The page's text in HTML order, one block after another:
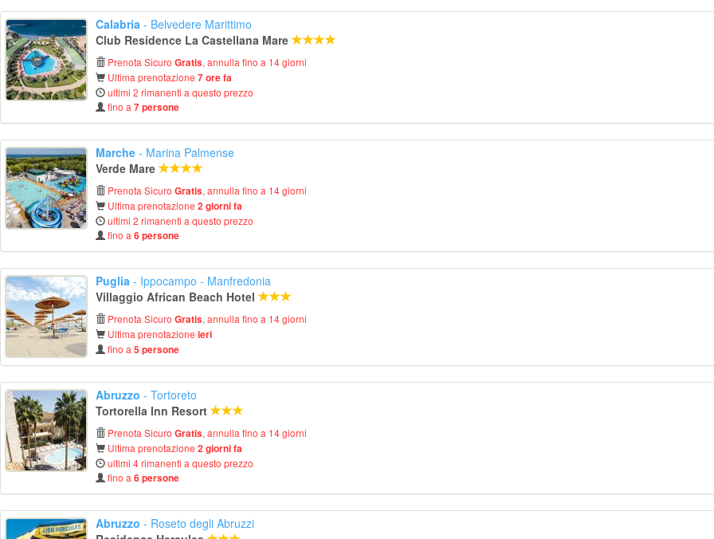
Calabria - Belvedere Marittimo
Club Residence La Castellana Mare
Prenota Sicuro Gratis, annulla fino a 14 giorni
Ultima prenotazione 7 ore fa
ultimi 2 rimanenti a questo prezzo
fino a 7 persone
Marche - Marina Palmense
Verde Mare
Prenota Sicuro Gratis, annulla fino a 14 giorni
Ultima prenotazione 2 giorni fa
ultimi 2 rimanenti a questo prezzo
fino a 6 persone
Puglia - Ippocampo - Manfredonia
Villaggio African Beach Hotel
Prenota Sicuro Gratis, annulla fino a 14 giorni
Ultima prenotazione ieri
fino a 5 persone
Abruzzo - Tortoreto
Tortorella Inn Resort
Prenota Sicuro Gratis, annulla fino a 14 giorni
Ultima prenotazione 2 giorni fa
ultimi 4 rimanenti a questo prezzo
fino a 6 persone
Abruzzo - Roseto degli Abruzzi